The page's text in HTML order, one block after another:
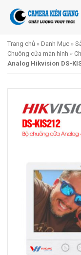
Trang chủ » Danh Mục »
Chuông cửa màn hình »
Analog Hikvision DS-